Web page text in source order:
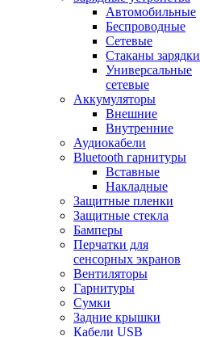
Автомобильные
Беспроводные
Сетевые
Стаканы зарядки
Универсальные
сетевые
Аккумуляторы
Внешние
Внутренние
Аудиокабели
Bluetooth гарнитуры
Вставные
Накладные
Защитные пленки
Защитные стекла
Бамперы
Перчатки для
сенсорных экранов
Вентиляторы
Гарнитуры
Сумки
Задние крышки
Кабели USB